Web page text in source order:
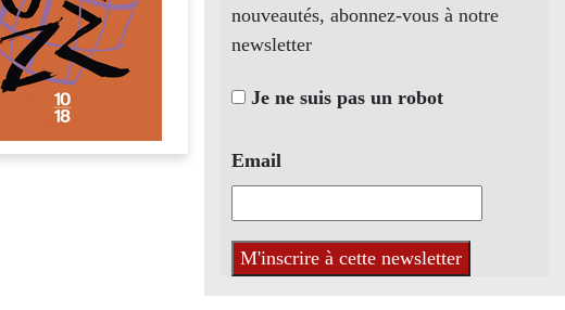
nouveautés, abonnez-vous à notre
newsletter
Je ne suis pas un robot
Email